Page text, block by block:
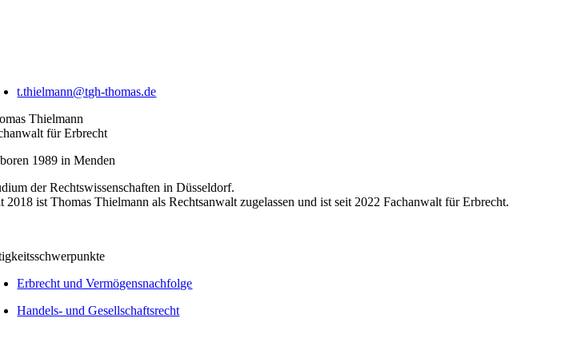
t.thielmann@tgh-thomas.de
Thielmann
für Erbrecht
1989 in Menden
der Rechtswissenschaften in Düsseldorf.
2018 ist Thomas Thielmann als Rechtsanwalt zugelassen und ist seit 2022 Fachanwalt für Erbrecht.
Erbrecht und Vermögensnachfolge
Handels- und Gesellschaftsrecht